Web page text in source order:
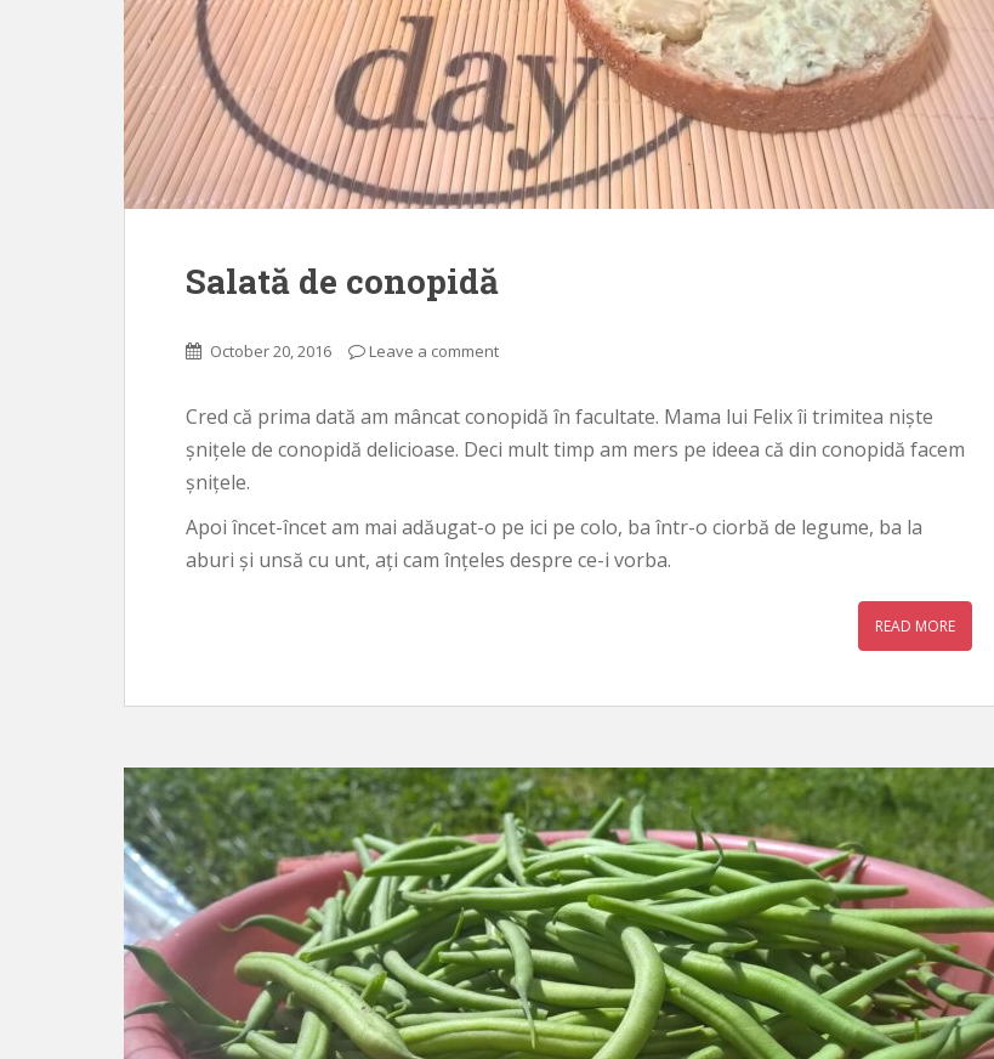
Salată de conopidă
October 20, 2016 Leave a comment
Cred că prima dată am mâncat conopidă în facultate. Mama lui Felix îi trimitea niște
șnițele de conopidă delicioase. Deci mult timp am mers pe ideea că din conopidă facem
șnițele.
Apoi încet-încet am mai adăugat-o pe ici pe colo, ba într-o ciorbă de legume, ba la
aburi și unsă cu unt, ați cam înțeles despre ce-i vorba.
READ MORE